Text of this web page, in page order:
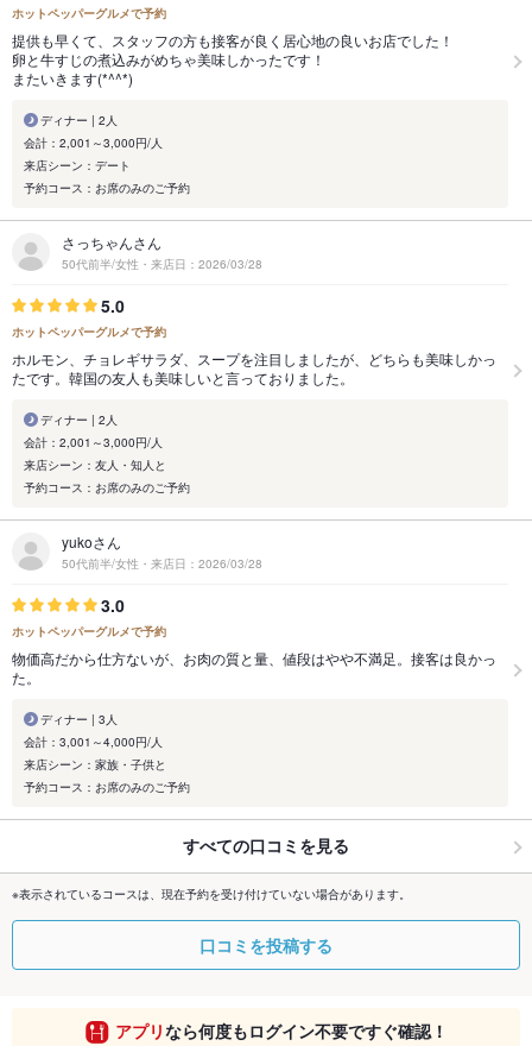
ホットペッパーグルメで予約
提供も早くて、スタッフの方も接客が良く居心地の良いお店でした！
卵と牛すじの煮込みがめちゃ美味しかったです！
またいきます(*^^*)
ディナー | 2人
会計：2,001～3,000円/人
来店シーン：デート
予約コース：お席のみのご予約
さっちゃんさん
50代前半/女性・来店日：2026/03/28
5.0
ホットペッパーグルメで予約
ホルモン、チョレギサラダ、スープを注目しましたが、どちらも美味しかっ
たです。韓国の友人も美味しいと言っておりました。
ディナー | 2人
会計：2,001～3,000円/人
来店シーン：友人・知人と
予約コース：お席のみのご予約
yukoさん
50代前半/女性・来店日：2026/03/28
3.0
ホットペッパーグルメで予約
物価高だから仕方ないが、お肉の質と量、値段はやや不満足。接客は良かっ
た。
ディナー | 3人
会計：3,001～4,000円/人
来店シーン：家族・子供と
予約コース：お席のみのご予約
すべての口コミを見る
※表示されているコースは、現在予約を受け付けていない場合があります。
口コミを投稿する
アプリなら何度もログイン不要ですぐ確認！